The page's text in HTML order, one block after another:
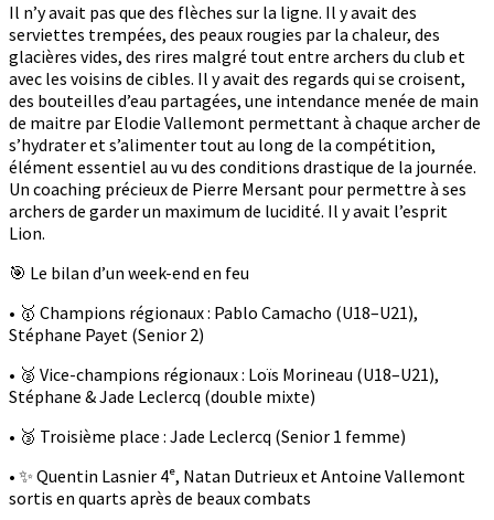
Il n’y avait pas que des flèches sur la ligne. Il y avait des
serviettes trempées, des peaux rougies par la chaleur, des
glacières vides, des rires malgré tout entre archers du club et
avec les voisins de cibles. Il y avait des regards qui se croisent,
des bouteilles d’eau partagées, une intendance menée de main
de maitre par Elodie Vallemont permettant à chaque archer de
s’hydrater et s’alimenter tout au long de la compétition,
élément essentiel au vu des conditions drastique de la journée.
Un coaching précieux de Pierre Mersant pour permettre à ses
archers de garder un maximum de lucidité. Il y avait l’esprit
Lion.
🎯 Le bilan d’un week-end en feu
• 🥇 Champions régionaux : Pablo Camacho (U18–U21),
Stéphane Payet (Senior 2)
• 🥈 Vice-champions régionaux : Loïs Morineau (U18–U21),
Stéphane & Jade Leclercq (double mixte)
• 🥉 Troisième place : Jade Leclercq (Senior 1 femme)
• ✨ Quentin Lasnier 4ᵉ, Natan Dutrieux et Antoine Vallemont
sortis en quarts après de beaux combats